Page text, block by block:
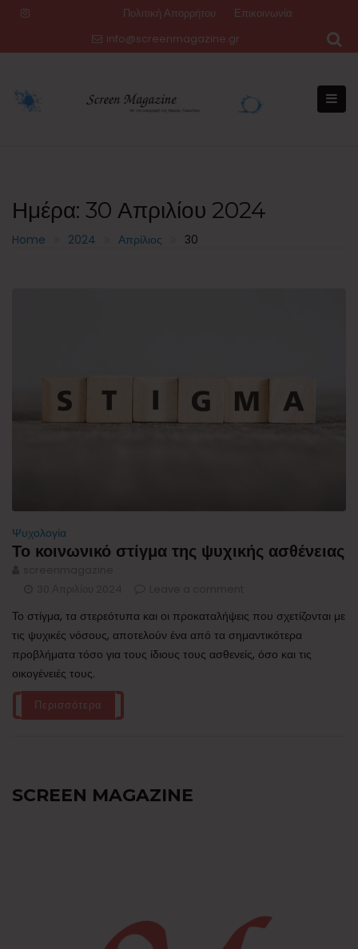
Πολιτική Απορρήτου
Επικοινωνία
info@screenmagazine.gr
Ημέρα: 30 Απριλίου 2024
Home 2024 Απρίλιος 30
Ψυχολογία
Το κοινωνικό στίγμα της ψυχικής ασθένειας
Το στίγμα, τα στερεότυπα και οι προκαταλήψεις που σχετίζονται με
τις ψυχικές νόσους, αποτελούν ένα από τα σημαντικότερα
προβλήματα τόσο για τους ίδιους τους ασθενείς, όσο και τις
οικογένειές τους.
Περισσότερα
SCREEN MAGAZINE